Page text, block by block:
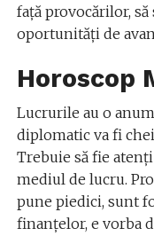
față provocărilor,
oportunități de
Horoscop
Lucrurile au o
diplomatic va fi
Trebuie să fie
mediul de lucru.
pune piedici, sunt
finanțelor, e vorba